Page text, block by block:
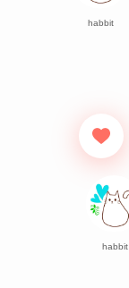
habbit
habbit